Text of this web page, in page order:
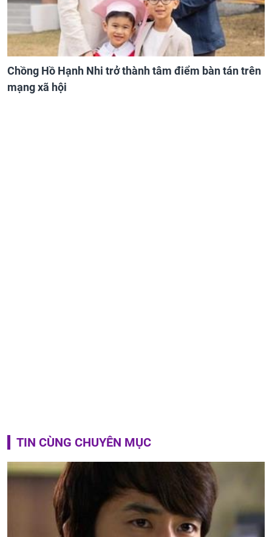
Chồng Hồ Hạnh Nhi trở thành tâm điểm bàn tán trên
mạng xã hội
TIN CÙNG CHUYÊN MỤC